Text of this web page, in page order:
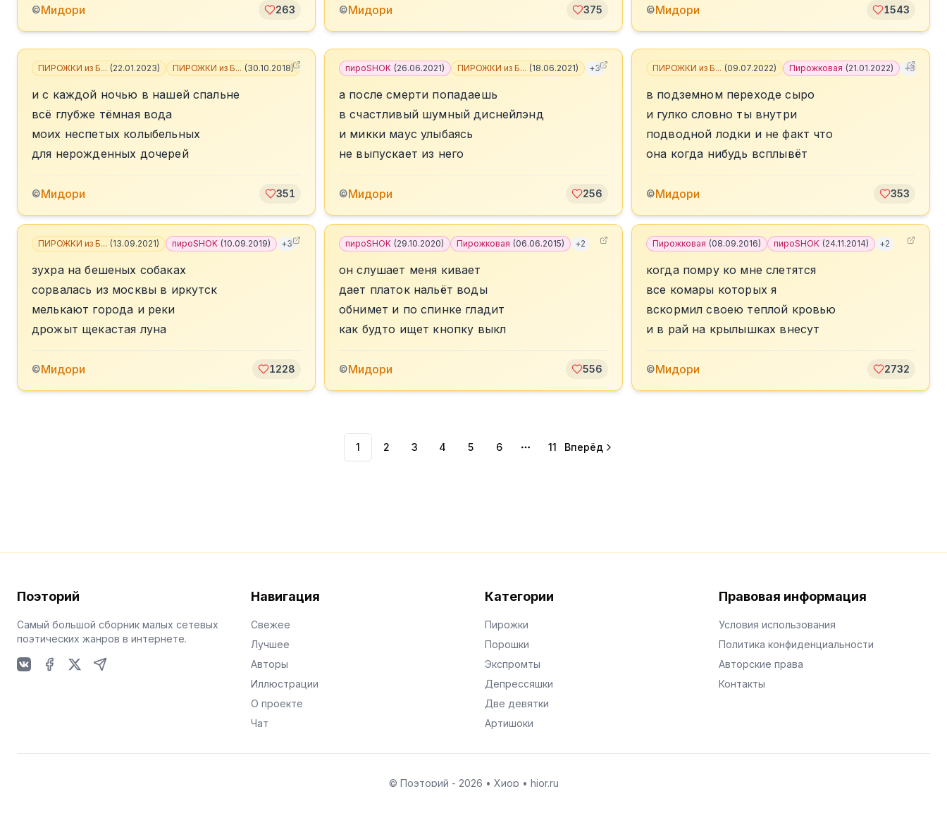
©Мидори 263 ©Мидори 375 ©Мидори 1543
ПИРОЖКИ из Б... (22.01.2023) ПИРОЖКИ из Б... (30.10.2018)
и с каждой ночью в нашей спальне
всё глубже тёмная вода
моих неспетых колыбельных
для нерожденных дочерей
©Мидори 351
пироSHOK (26.06.2021) ПИРОЖКИ из Б... (18.06.2021) +3
а после смерти попадаешь
в счастливый шумный диснейлэнд
и микки маус улыбаясь
не выпускает из него
©Мидори 256
ПИРОЖКИ из Б... (09.07.2022) Пирожковая (21.01.2022) +3
в подземном переходе сыро
и гулко словно ты внутри
подводной лодки и не факт что
она когда нибудь всплывёт
©Мидори 353
ПИРОЖКИ из Б... (13.09.2021) пироSHOK (10.09.2019) +3
зухра на бешеных собаках
сорвалась из москвы в иркутск
мелькают города и реки
дрожыт щекастая луна
©Мидори 1228
пироSHOK (29.10.2020) Пирожковая (06.06.2015) +2
он слушает меня кивает
дает платок нальёт воды
обнимет и по спинке гладит
как будто ищет кнопку выкл
©Мидори 556
Пирожковая (08.09.2016) пироSHOK (24.11.2014) +2
когда помру ко мне слетятся
все комары которых я
вскормил своею теплой кровью
и в рай на крылышках внесут
©Мидори 2732
1 2 3 4 5 6
More pages
11 Вперёд
Поэторий
Самый большой сборник малых сетевых
поэтических жанров в интернете.
Навигация
Свежее
Лучшее
Авторы
Иллюстрации
О проекте
Чат
Категории
Пирожки
Порошки
Экспромты
Депрессяшки
Две девятки
Артишоки
Правовая информация
Условия использования
Политика конфиденциальности
Авторские права
Контакты
© Поэторий - 2026 • Хиор • hior.ru